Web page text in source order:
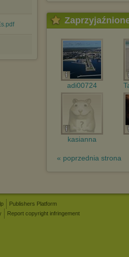
adi00724
kasianna
« poprzednia strona
Publishers Platform
Report copyright infringement